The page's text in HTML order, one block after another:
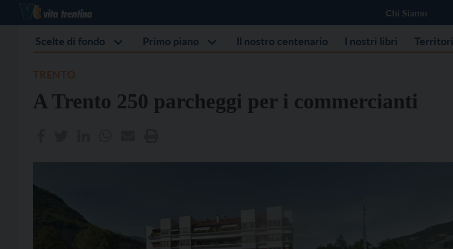
Chi Siamo
Scelte di fondo Primo piano Il nostro centenario I nostri libri Territori
A Trento 250 parcheggi per i commercianti